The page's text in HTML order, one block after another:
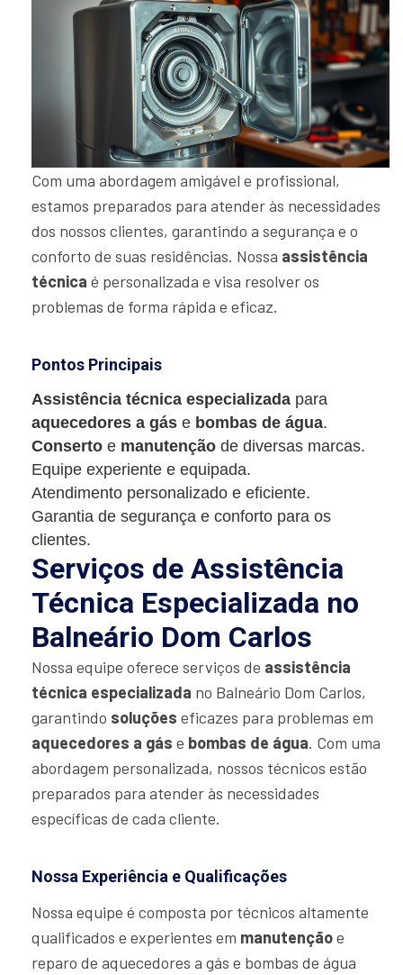
Com uma abordagem amigável e profissional,
estamos preparados para atender às necessidades
dos nossos clientes, garantindo a segurança e o
conforto de suas residências. Nossa assistência
técnica é personalizada e visa resolver os
problemas de forma rápida e eficaz.
Pontos Principais
Assistência técnica especializada para
aquecedores a gás e bombas de água.
Conserto e manutenção de diversas marcas.
Equipe experiente e equipada.
Atendimento personalizado e eficiente.
Garantia de segurança e conforto para os
clientes.
Serviços de Assistência
Técnica Especializada no
Balneário Dom Carlos
Nossa equipe oferece serviços de assistência
técnica especializada no Balneário Dom Carlos,
garantindo soluções eficazes para problemas em
aquecedores a gás e bombas de água. Com uma
abordagem personalizada, nossos técnicos estão
preparados para atender às necessidades
específicas de cada cliente.
Nossa Experiência e Qualificações
Nossa equipe é composta por técnicos altamente
qualificados e experientes em manutençãoe
reparo de aquecedores a gás e bombas de água